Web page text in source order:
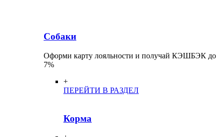
Собаки
Оформи карту лояльности и получай КЭШБЭК до
7%
+
ПЕРЕЙТИ В РАЗДЕЛ
Корма